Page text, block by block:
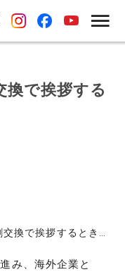
換で挨拶する
挨拶するときの会話例文
み、海外企業と